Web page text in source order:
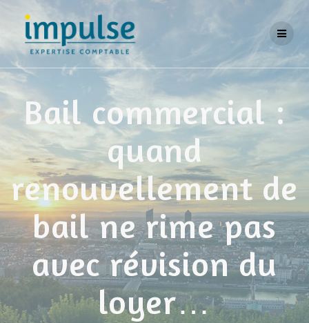
Bail commercial :
quand
renouvellement de
bail ne rime pas
avec révision du
loyer…